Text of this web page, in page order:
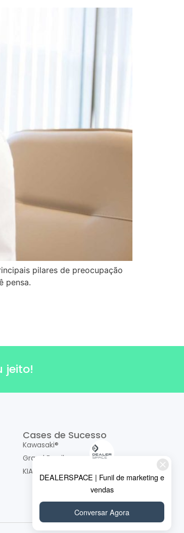
pilares de preocupação
pensa.
jeito!
Cases de Sucesso
Kawasaki®
Grand Brasil
KIA Motors